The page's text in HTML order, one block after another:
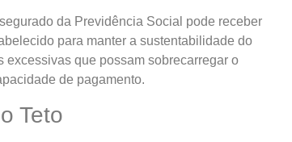
da Previdência Social pode receber
para manter a sustentabilidade do
que possam sobrecarregar o
de pagamento.
Teto